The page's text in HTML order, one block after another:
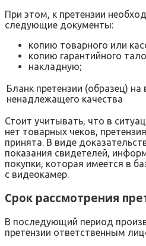
При этом, к претензии
следующие документы:
копию товарного или
копию гарантийного
накладную;
Бланк претензии (образец) на
ненадлежащего качества
Стоит учитывать, что в
нет товарных чеков,
принята. В виде
показания свидетелей,
покупки, которая имеется в
с видеокамер.
Срок рассмотрения
В последующий период
претензии ответственным